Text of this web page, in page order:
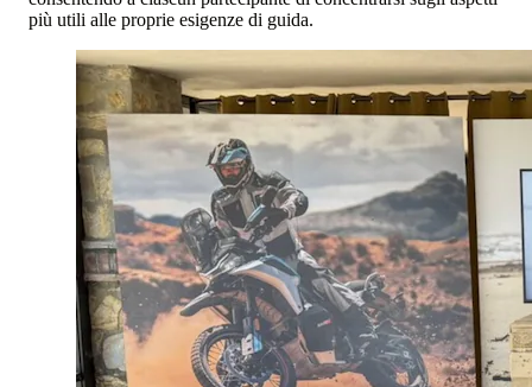
più utili alle proprie esigenze di guida.